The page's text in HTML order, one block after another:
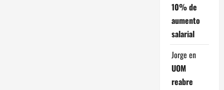
10% de
aumento
salarial
Jorge en
UOM
reabre